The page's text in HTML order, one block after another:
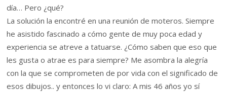
día… Pero ¿qué?
La solución la encontré en una reunión de moteros. Siempre
he asistido fascinado a cómo gente de muy poca edad y
experiencia se atreve a tatuarse. ¿Cómo saben que eso que
les gusta o atrae es para siempre? Me asombra la alegría
con la que se comprometen de por vida con el significado de
esos dibujos.. y entonces lo vi claro: A mis 46 años yo sí